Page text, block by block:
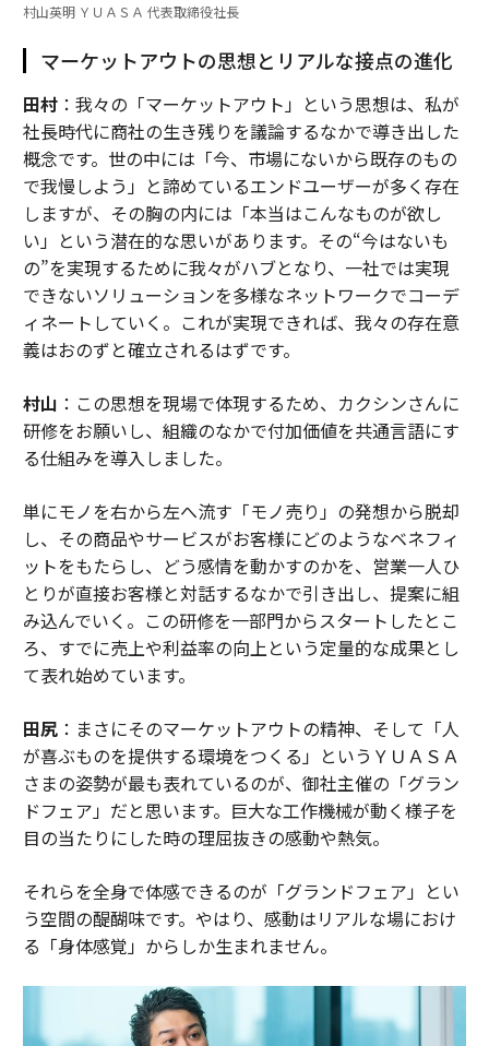
村山英明 ＹＵＡＳＡ 代表取締役社長
マーケットアウトの思想とリアルな接点の進化
田村：我々の「マーケットアウト」という思想は、私が
社長時代に商社の生き残りを議論するなかで導き出した
概念です。世の中には「今、市場にないから既存のもの
で我慢しよう」と諦めているエンドユーザーが多く存在
しますが、その胸の内には「本当はこんなものが欲し
い」という潜在的な思いがあります。その“今はないも
の”を実現するために我々がハブとなり、一社では実現
できないソリューションを多様なネットワークでコーデ
ィネートしていく。これが実現できれば、我々の存在意
義はおのずと確立されるはずです。
村山 ：この思想を現場で体現するため、カクシンさんに
研修をお願いし、組織のなかで付加価値を共通言語にす
る仕組みを導入しました。
単にモノを右から左へ流す「モノ売り」の発想から脱却
し、その商品やサービスがお客様にどのようなベネフィ
ットをもたらし、どう感情を動かすのかを、営業一人ひ
とりが直接お客様と対話するなかで引き出し、提案に組
み込んでいく。この研修を一部門からスタートしたとこ
ろ、すでに売上や利益率の向上という定量的な成果とし
て表れ始めています。
田尻：まさにそのマーケットアウトの精神、そして「人
が喜ぶものを提供する環境をつくる」というＹＵＡＳＡ
さまの姿勢が最も表れているのが、御社主催の「グラン
ドフェア」だと思います。巨大な工作機械が動く様子を
目の当たりにした時の理屈抜きの感動や熱気。
それらを全身で体感できるのが「グランドフェア」とい
う空間の醍醐味です。やはり、感動はリアルな場におけ
る「身体感覚」からしか生まれません。